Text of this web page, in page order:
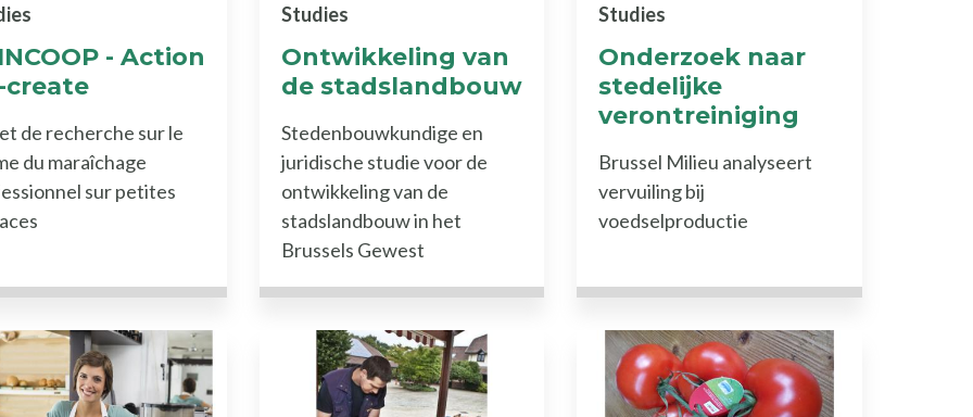
- Action
create
de recherche sur le
du maraîchage
sur petites
Ontwikkeling van
de stadslandbouw
Studies
Stedenbouwkundige en
juridische studie voor de
ontwikkeling van de
stadslandbouw in het
Brussels Gewest
Onderzoek naar
stedelijke
verontreiniging
Studies
Brussel Milieu analyseert
vervuiling bij
voedselproductie